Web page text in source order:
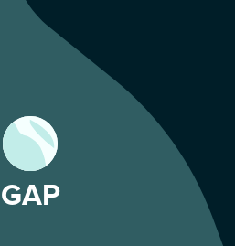
GAP